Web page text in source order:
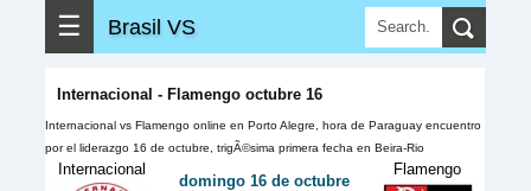
☰ Brasil VS
Internacional - Flamengo octubre 16
Internacional vs Flamengo online en Porto Alegre, hora de Paraguay encuentro
por el liderazgo 16 de octubre, trigÃ©sima primera fecha en Beira-Rio
Internacional
domingo 16 de octubre
Flamengo